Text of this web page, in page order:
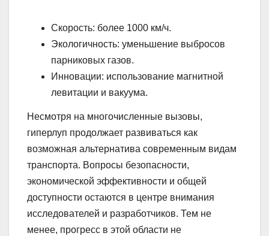
Скорость: более 1000 км/ч.
Экологичность: уменьшение выбросов
парниковых газов.
Инновации: использование магнитной
левитации и вакуума.
Несмотря на многочисленные вызовы,
гиперлуп продолжает развиваться как
возможная альтернатива современным видам
транспорта. Вопросы безопасности,
экономической эффективности и общей
доступности остаются в центре внимания
исследователей и разработчиков. Тем не
менее, прогресс в этой области не